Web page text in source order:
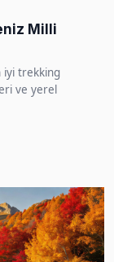
Milli
iyi trekking
ve yerel